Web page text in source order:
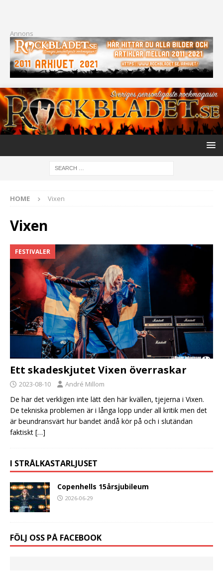
Annons
HOME Vixen
Vixen
FESTIVALER
Ett skadeskjutet Vixen överraskar
2023-08-10 André Millom
De har det verkligen inte lätt den här kvällen, tjejerna i Vixen.
De tekniska problemen är i långa lopp under all kritik men det
är beundransvärt hur bandet ändå kör på och i slutändan
faktiskt […]
I STRÅLKASTARLJUSET
Copenhells 15årsjubileum
2026-06-29
FÖLJ OSS PÅ FACEBOOK